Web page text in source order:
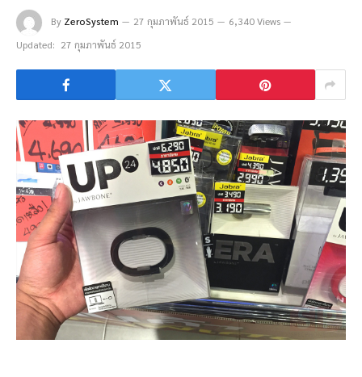
By ZeroSystem 27 กุมภาพันธ์ 2015
6,340 Views
Updated: 27 กุมภาพันธ์ 2015